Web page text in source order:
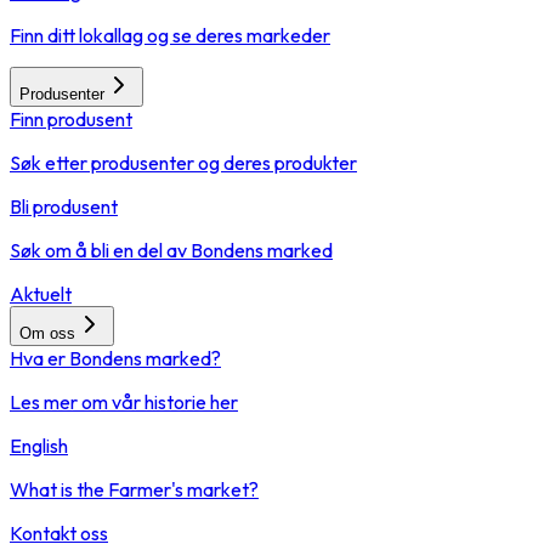
Finn ditt lokallag og se deres markeder
Produsenter
Finn produsent
Søk etter produsenter og deres produkter
Bli produsent
Søk om å bli en del av Bondens marked
Aktuelt
Om oss
Hva er Bondens marked?
Les mer om vår historie her
English
What is the Farmer's market?
Kontakt oss